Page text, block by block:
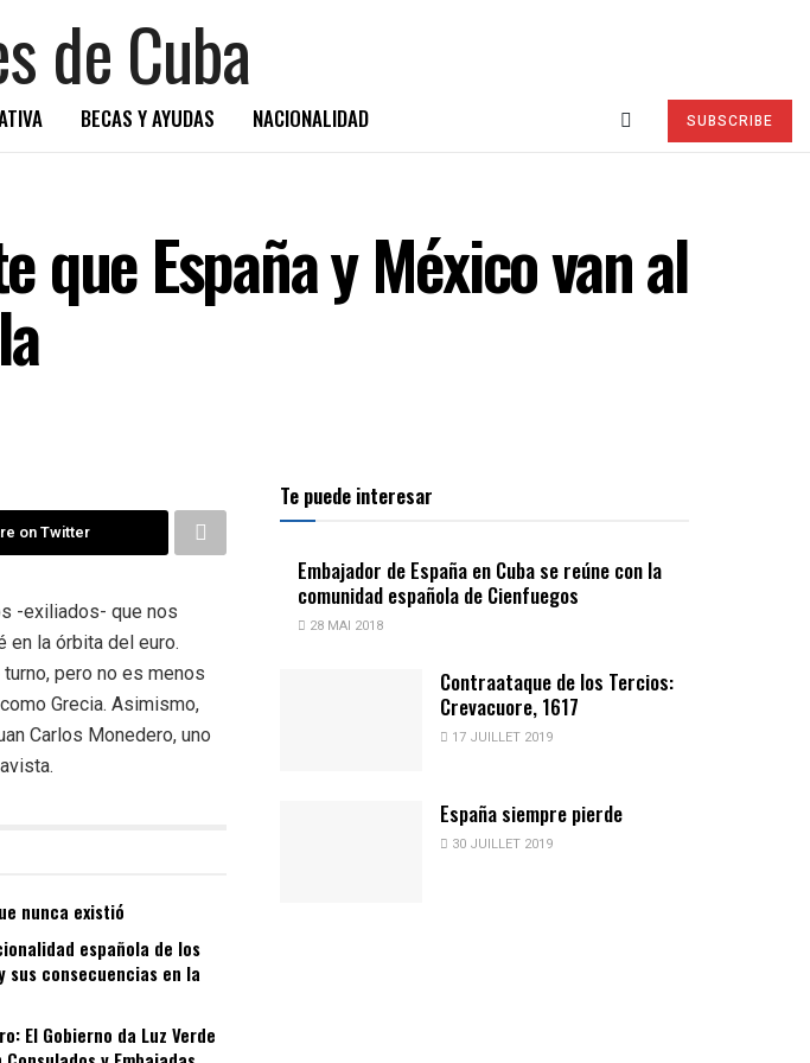
BECAS Y AYUDAS NACIONALIDAD SUBSCRIBE
que España y México van al
on Twitter
-exiliados- que nos
en la órbita del euro.
pero no es menos
Grecia. Asimismo,
Carlos Monedero, uno
nunca existió
española de los
sus consecuencias en la
El Gobierno da Luz Verde
Te puede interesar
Embajador de España en Cuba se reúne con la
comunidad española de Cienfuegos
28 MAI 2018
Contraataque de los Tercios:
Crevacuore, 1617
17 JUILLET 2019
España siempre pierde
30 JUILLET 2019